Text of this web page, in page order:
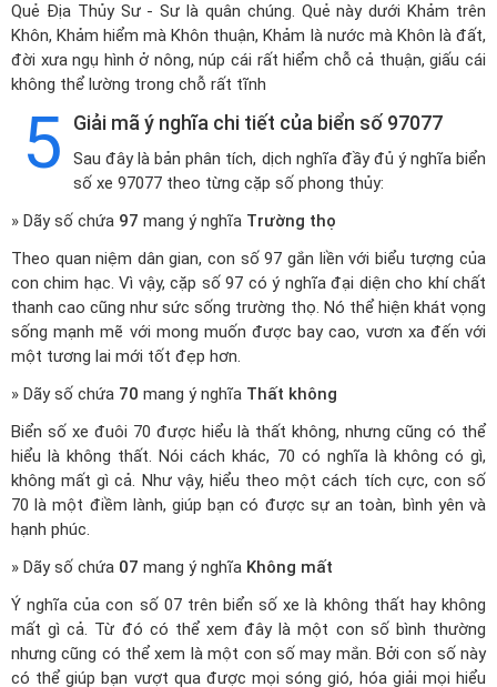
Quẻ Địa Thủy Sư - Sư là quân chúng. Quẻ này dưới Khảm trên
Khôn, Khảm hiểm mà Khôn thuận, Khảm là nước mà Khôn là đất,
đời xưa ngụ hình ở nông, núp cái rất hiểm chỗ cả thuận, giấu cái
không thể lường trong chỗ rất tĩnh
5 Giải mã ý nghĩa chi tiết của biển số 97077
Sau đây là bản phân tích, dịch nghĩa đầy đủ ý nghĩa biển
số xe 97077 theo từng cặp số phong thủy:
» Dãy số chứa 97 mang ý nghĩa Trường thọ
Theo quan niệm dân gian, con số 97 gắn liền với biểu tượng của
con chim hạc. Vì vậy, cặp số 97 có ý nghĩa đại diện cho khí chất
thanh cao cũng như sức sống trường thọ. Nó thể hiện khát vọng
sống mạnh mẽ với mong muốn được bay cao, vươn xa đến với
một tương lai mới tốt đẹp hơn.
» Dãy số chứa 70 mang ý nghĩa Thất không
Biển số xe đuôi 70 được hiểu là thất không, nhưng cũng có thể
hiểu là không thất. Nói cách khác, 70 có nghĩa là không có gì,
không mất gì cả. Như vậy, hiểu theo một cách tích cực, con số
70 là một điềm lành, giúp bạn có được sự an toàn, bình yên và
hạnh phúc.
» Dãy số chứa 07 mang ý nghĩa Không mất
Ý nghĩa của con số 07 trên biển số xe là không thất hay không
mất gì cả. Từ đó có thể xem đây là một con số bình thường
nhưng cũng có thể xem là một con số may mắn. Bởi con số này
có thể giúp bạn vượt qua được mọi sóng gió, hóa giải mọi hiểu